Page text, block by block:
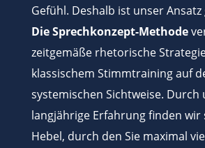
Gefühl. Deshalb ist unser
Die Sprechkonzept-Methode
zeitgemäße rhetorische
klassischem Stimmtraining auf
systemischen Sichtweise. Durch
langjährige Erfahrung finden wir
Hebel, durch den Sie maximal